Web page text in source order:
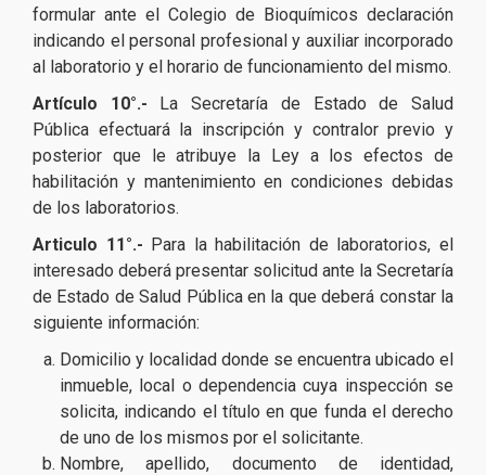
formular ante el Colegio de Bioquímicos declaración
indicando el personal profesional y auxiliar incorporado
al laboratorio y el horario de funcionamiento del mismo.
Artículo 10°.- La Secretaría de Estado de Salud
Pública efectuará la inscripción y contralor previo y
posterior que le atribuye la Ley a los efectos de
habilitación y mantenimiento en condiciones debidas
de los laboratorios.
Articulo 11°.- Para la habilitación de laboratorios, el
interesado deberá presentar solicitud ante la Secretaría
de Estado de Salud Pública en la que deberá constar la
siguiente información:
Domicilio y localidad donde se encuentra ubicado el
inmueble, local o dependencia cuya inspección se
solicita, indicando el título en que funda el derecho
de uno de los mismos por el solicitante.
Nombre, apellido, documento de identidad,